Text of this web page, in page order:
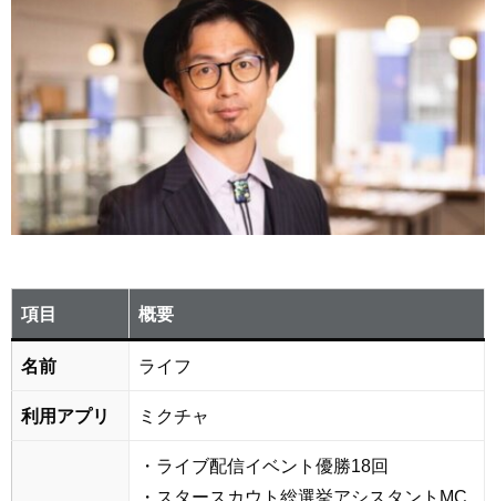
項目 概要
名前 ライフ
利用アプリ ミクチャ
・ライブ配信イベント優勝18回
・スタースカウト総選挙アシスタントMC